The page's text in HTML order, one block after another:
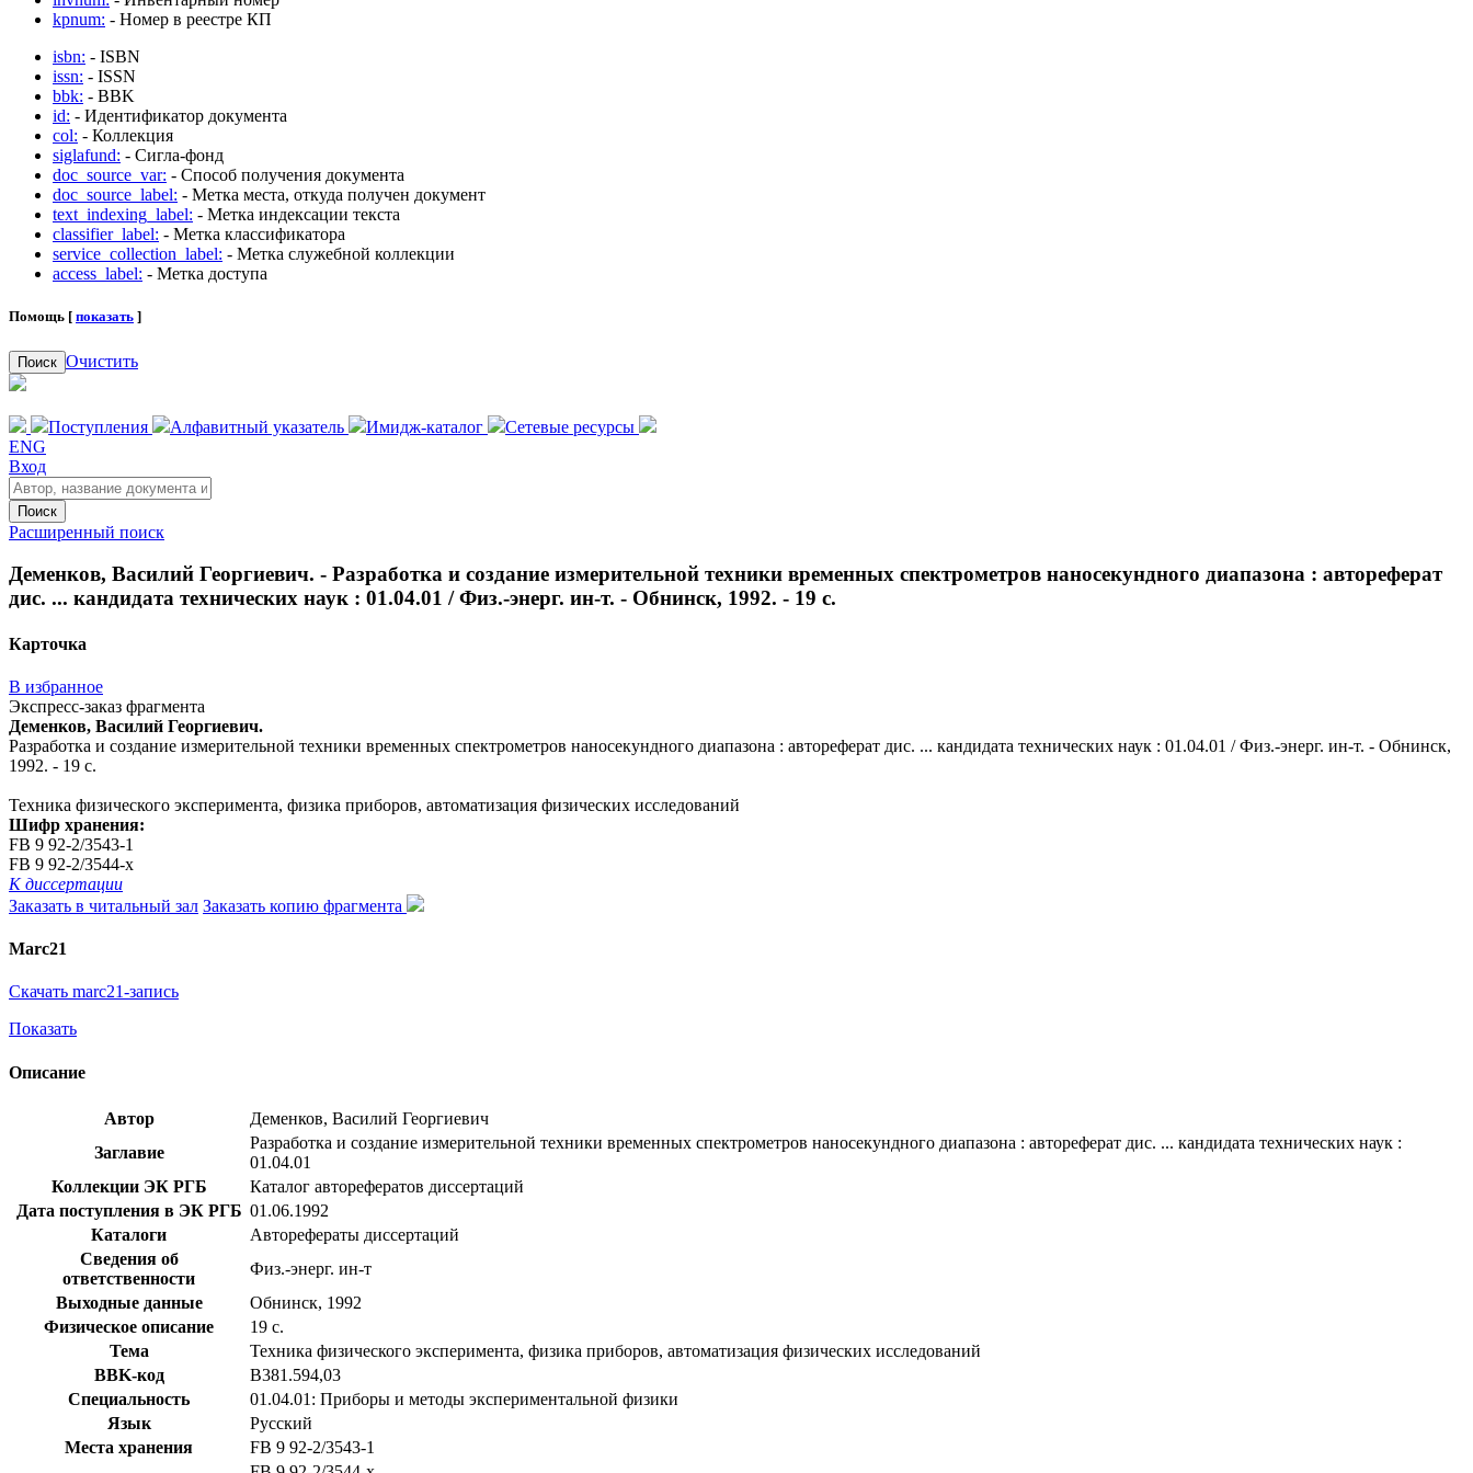
kpnum: - Номер в реестре КП
isbn: - ISBN
issn: - ISSN
bbk: - BBK
id: - Идентификатор документа
col: - Коллекция
siglafund: - Сигла-фонд
doc_source_var: - Способ получения документа
doc_source_label: - Метка места, откуда получен документ
text_indexing_label: - Метка индексации текста
classifier_label: - Метка классификатора
service_collection_label: - Метка служебной коллекции
access_label: - Метка доступа
Помощь [ показать ]
Поиск Очистить
Поступления Алфавитный указатель Имидж-каталог
Сетевые ресурсы
ENG
Вход
Поиск
Расширенный поиск
Деменков, Василий Георгиевич. - Разработка и создание измерительной техники временных спектрометров наносекундного диапазона : автореферат
дис. ... кандидата технических наук : 01.04.01 / Физ.-энерг. ин-т. - Обнинск, 1992. - 19 с.
Карточка
В избранное
Экспресс-заказ фрагмента
Деменков, Василий Георгиевич.
Разработка и создание измерительной техники временных спектрометров наносекундного диапазона : автореферат дис. ... кандидата технических наук : 01.04.01 / Физ.-энерг. ин-т. - Обнинск,
1992. - 19 с.
Техника физического эксперимента, физика приборов, автоматизация физических исследований
Шифр хранения:
FB 9 92-2/3543-1
FB 9 92-2/3544-x
К диссертации
Заказать в читальный зал Заказать копию фрагмента
Marc21
Скачать marc21-запись
Показать
Описание
Автор
Деменков, Василий Георгиевич
Заглавие
Разработка и создание измерительной техники временных спектрометров наносекундного диапазона : автореферат дис. ... кандидата технических наук :
01.04.01
Коллекции ЭК РГБ
Каталог авторефератов диссертаций
Дата поступления в ЭК РГБ 01.06.1992
Каталоги
Авторефераты диссертаций
Сведения об
ответственности
Физ.-энерг. ин-т
Выходные данные
Обнинск, 1992
Физическое описание
19 с.
Тема
Техника физического эксперимента, физика приборов, автоматизация физических исследований
BBK-код
В381.594,03
Специальность
01.04.01: Приборы и методы экспериментальной физики
Язык
Русский
Места хранения
FB 9 92-2/3543-1